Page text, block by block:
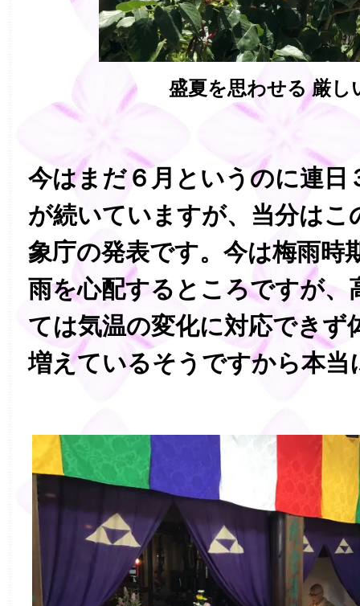
盛夏を思わせる 厳し
今はまだ６月というのに連
が続いていますが、当分はこ
象庁の発表です。今は梅雨時
雨を心配するところですが、
ては気温の変化に対応できず
増えているそうですから本当